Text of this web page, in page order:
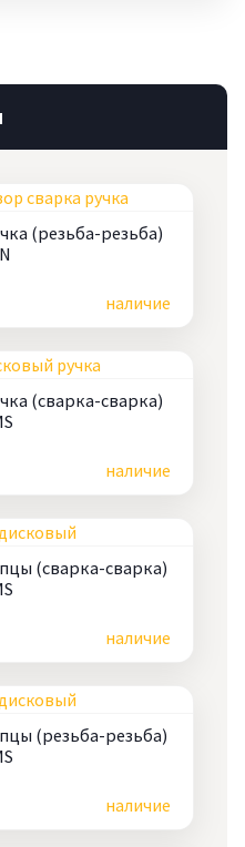
(резьба-резьба)
наличие
(сварка-сварка)
наличие
(сварка-сварка)
наличие
(резьба-резьба)
наличие